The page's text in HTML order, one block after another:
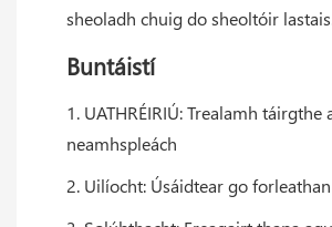
sheoladh chuig do sheoltóir
Buntáistí
1. UATHRÉIRIÚ: Trealamh
neamhspleách
2. Uilíocht: Úsáidtear go